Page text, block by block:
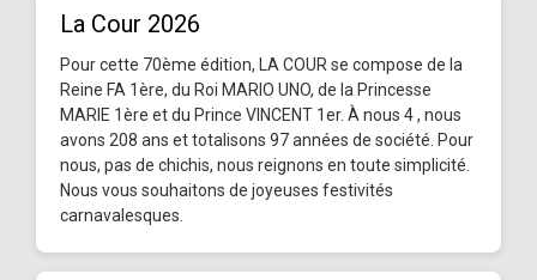
La Cour 2026
Pour cette 70ème édition, LA COUR se compose de la
Reine FA 1ère, du Roi MARIO UNO, de la Princesse
MARIE 1ère et du Prince VINCENT 1er. À nous 4 , nous
avons 208 ans et totalisons 97 années de société. Pour
nous, pas de chichis, nous reignons en toute simplicité.
Nous vous souhaitons de joyeuses festivités
carnavalesques.